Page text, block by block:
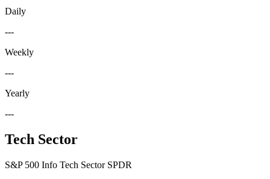
Daily
---
Weekly
---
Yearly
---
Tech Sector
S&P 500 Info Tech Sector SPDR